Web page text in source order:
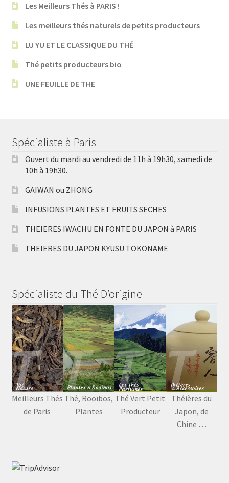
Les Meilleurs Thés à PARIS !
Les meilleurs thés naturels de petits producteurs
LU YU ET LE CLASSIQUE DU THÉ
Thé petits producteurs bio
UNE FEUILLE DE THE
Spécialiste à Paris
Ouvert du mardi au vendredi de 11h à 19h30, samedi de
10h à 19h30.
GAIWAN ou ZHONG
INFUSIONS PLANTES ET FRUITS SECHES
THEIERES IWACHU EN FONTE DU JAPON à PARIS
THEIERES DU JAPON KYUSU TOKONAME
Spécialiste du Thé D’origine
Meilleurs Thés
de Paris
Thé, Rooïbos,
Plantes
Thé Vert Petit
Producteur
Théières du
Japon, de
Chine …